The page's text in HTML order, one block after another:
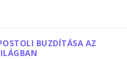
BUZDÍTÁSA AZ